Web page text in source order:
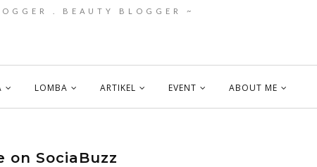
. BEAUTY BLOGGER ~
LOMBA ARTIKEL EVENT ABOUT ME
on SociaBuzz